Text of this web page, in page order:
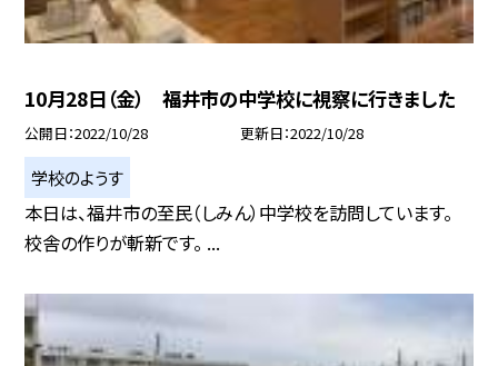
10月28日（金） 福井市の中学校に視察に行きました
公開日 2022/10/28 更新日 2022/10/28
学校のようす
本日は、福井市の至民（しみん）中学校を訪問しています。
校舎の作りが斬新です。 ...